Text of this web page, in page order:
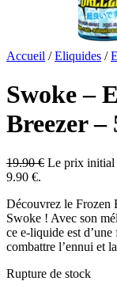
Accueil / Eliquides /
Swoke –
Breezer –
19.90€ Le prix initial
9.90 €.
Découvrez le Frozen
Swoke ! Avec son
ce e-liquide est
combattre l’ennui et
Rupture de stock